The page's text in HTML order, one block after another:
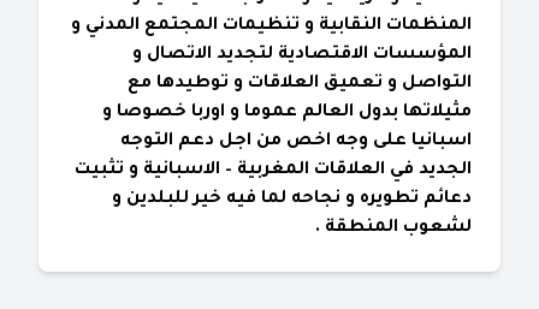
المنظمات النقابية و تنظيمات المجتمع المدني و
المؤسسات الاقتصادية لتجديد الاتصال و
التواصل و تعميق العلاقات و توطيدها مع
مثيلاتها بدول العالم عموما و اوربا خصوصا و
اسبانيا على وجه اخص من اجل دعم التوجه
الجديد في العلاقات المغربية – الاسبانية و تثبيت
دعائم تطويره و نجاحه لما فيه خير للبلدين و
لشعوب المنطقة .